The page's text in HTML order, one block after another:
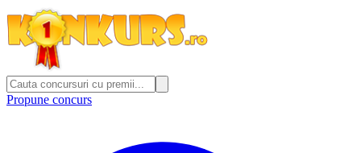
Propune concurs